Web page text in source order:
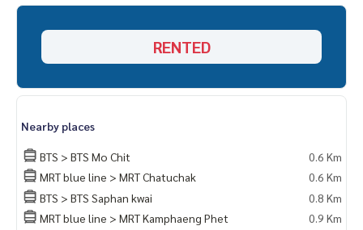
RENTED
Nearby places
BTS > BTS Mo Chit
0.6 Km
MRT blue line > MRT Chatuchak
0.6 Km
BTS > BTS Saphan kwai
0.8 Km
MRT blue line > MRT Kamphaeng Phet
0.9 Km